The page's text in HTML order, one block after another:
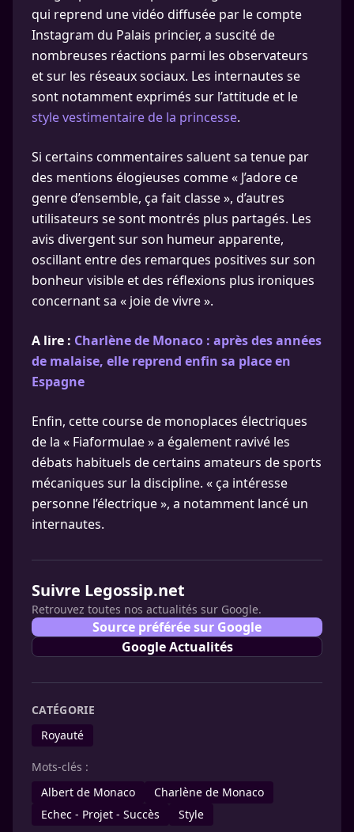
qui reprend une vidéo diffusée par le compte
Instagram du Palais princier, a suscité de
nombreuses réactions parmi les observateurs
et sur les réseaux sociaux. Les internautes se
sont notamment exprimés sur l’attitude et le
style vestimentaire de la princesse.
Si certains commentaires saluent sa tenue par
des mentions élogieuses comme « J’adore ce
genre d’ensemble, ça fait classe », d’autres
utilisateurs se sont montrés plus partagés. Les
avis divergent sur son humeur apparente,
oscillant entre des remarques positives sur son
bonheur visible et des réflexions plus ironiques
concernant sa « joie de vivre ».
A lire : Charlène de Monaco : après des années
de malaise, elle reprend enfin sa place en
Espagne
Enfin, cette course de monoplaces électriques
de la « Fiaformulae » a également ravivé les
débats habituels de certains amateurs de sports
mécaniques sur la discipline. « ça intéresse
personne l’électrique », a notamment lancé un
internautes.
Suivre Legossip.net
Retrouvez toutes nos actualités sur Google.
Source préférée sur Google
Google Actualités
CATÉGORIE
Royauté
Mots-clés :
Albert de Monaco
Charlène de Monaco
Echec - Projet - Succès
Style